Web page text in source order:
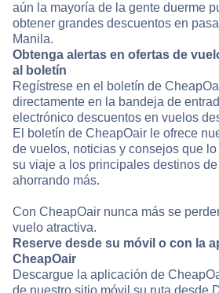
aún la mayoría de la gente duerme
obtener grandes descuentos en
Manila.
Obtenga alertas en ofertas de
al boletín
Regístrese en el boletín de
directamente en la bandeja de
electrónico descuentos en vuelos
El boletín de CheapOair le ofrece
de vuelos, noticias y consejos que
su viaje a los principales destinos
ahorrando más.
Con CheapOair nunca más se
vuelo atractiva.
Reserve desde su móvil o con la
CheapOair
Descargue la aplicación de